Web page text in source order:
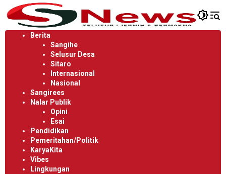
Langsung
ke
konten
Berita
Sangihe
Selusur Desa
Sitaro
Internasional
Nasional
Sangirees
Nalar Publik
Opini
Esai
Pendidikan
Pemeritahan/Politik
KaryaKita
Vibes
Lingkungan